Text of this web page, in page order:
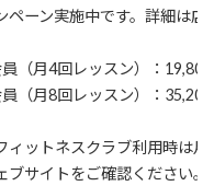
ペーン実施中です。詳細は
（月4回レッスン）：
（月8回レッスン）：
ィットネスクラブ利用時は月
ブサイトをご確認ください。